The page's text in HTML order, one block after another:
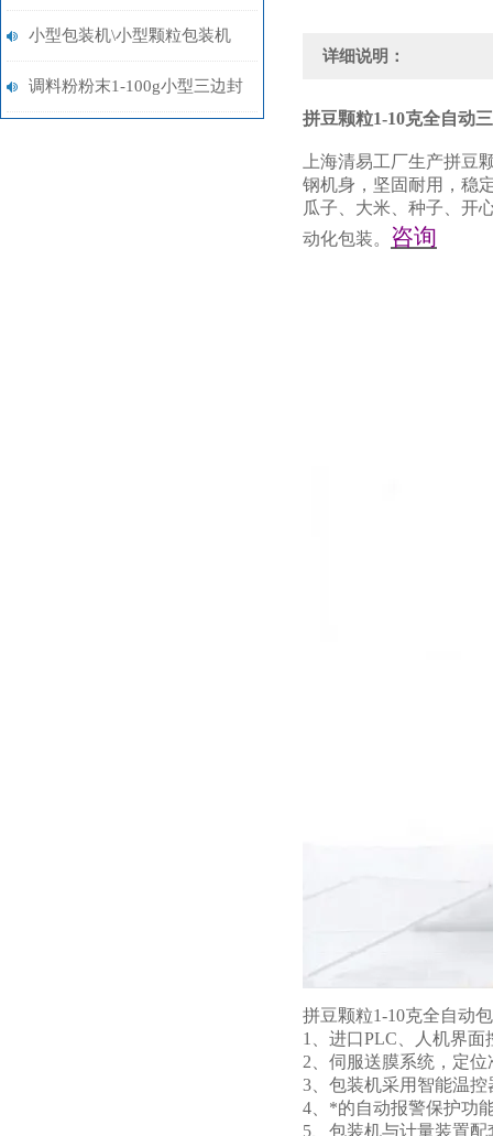
包装机/小型粉末包装机设备
小型包装机\小型颗粒包装机
\小型粉末包装机
调料粉粉末1-100g小型三边封
详细说明：
拼豆颗粒1-10克全自动
上海清易工厂生产拼豆
钢机身，坚固耐用，稳
瓜子、大米、种子、开
动化包装。 咨询
拼豆颗粒1-10克全自动
1、进口PLC、人机界
2、伺服送膜系统，定
3、包装机采用智能温
4、*的自动报警保护功
5、包装机与计量装置